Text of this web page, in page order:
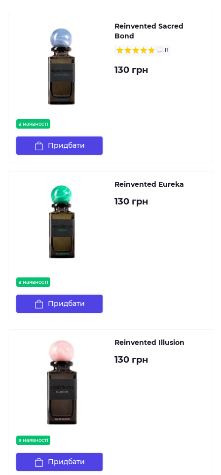
в наявності
Reinvented Sacred
Bond
8
130 грн
Придбати
в наявності
Reinvented Eureka
130 грн
Придбати
в наявності
Reinvented Illusion
130 грн
Придбати